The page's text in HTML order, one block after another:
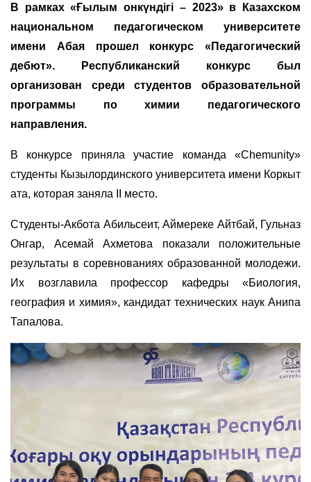
В рамках «Ғылым онкүндігі – 2023» в Казахском
национальном педагогическом университете
имени Абая прошел конкурс «Педагогический
дебют». Республиканский конкурс был
организован среди студентов образовательной
программы по химии педагогического
направления.
В конкурсе приняла участие команда «Chemunity»
студенты Кызылординского университета имени Коркыт
ата, которая заняла ІІ место.
Студенты-Акбота Абильсеит, Аймереке Айтбай, Гульназ
Онгар, Асемай Ахметова показали положительные
результаты в соревнованиях образованной молодежи.
Их возглавила профессор кафедры «Биология,
география и химия», кандидат технических наук Анипа
Тапалова.